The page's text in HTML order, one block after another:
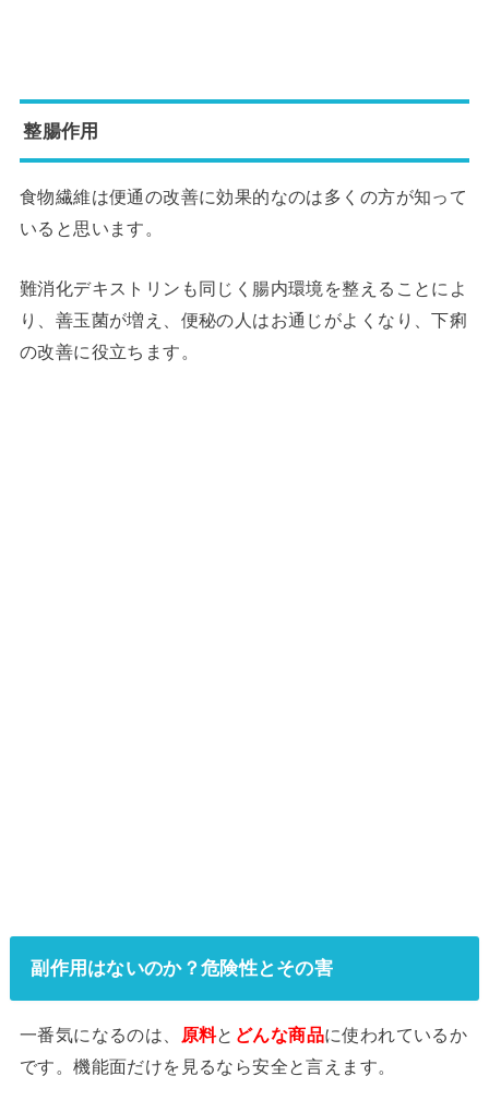
整腸作用
食物繊維は便通の改善に効果的なのは多くの方が知って
いると思います。
難消化デキストリンも同じく腸内環境を整えることによ
り、善玉菌が増え、便秘の人はお通じがよくなり、下痢
の改善に役立ちます。
副作用はないのか？危険性とその害
一番気になるのは、 原料と どんな商品に使われているか
です。機能面だけを見るなら安全と言えます。